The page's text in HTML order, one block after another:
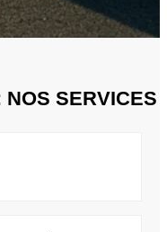
NOS SERVICES